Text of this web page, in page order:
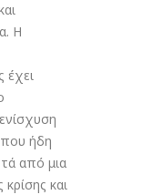
Η
έχει
ήδη
από μια
και